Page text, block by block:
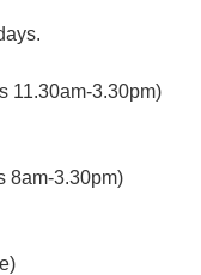
11.30am-3.30pm)
8am-3.30pm)